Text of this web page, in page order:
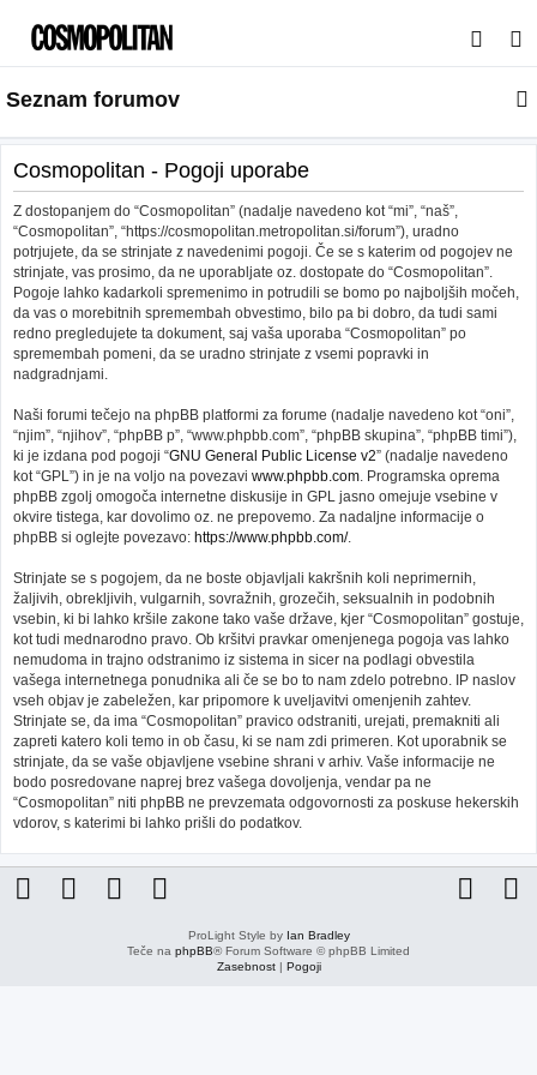
s
a
j
Seznam forumov
Cosmopolitan - Pogoji uporabe
Z dostopanjem do “Cosmopolitan” (nadalje navedeno kot “mi”, “naš”,
“Cosmopolitan”, “https://cosmopolitan.metropolitan.si/forum”), uradno
potrjujete, da se strinjate z navedenimi pogoji. Če se s katerim od pogojev ne
strinjate, vas prosimo, da ne uporabljate oz. dostopate do “Cosmopolitan”.
Pogoje lahko kadarkoli spremenimo in potrudili se bomo po najboljših močeh,
da vas o morebitnih spremembah obvestimo, bilo pa bi dobro, da tudi sami
redno pregledujete ta dokument, saj vaša uporaba “Cosmopolitan” po
spremembah pomeni, da se uradno strinjate z vsemi popravki in
nadgradnjami.
Naši forumi tečejo na phpBB platformi za forume (nadalje navedeno kot “oni”,
“njim”, “njihov”, “phpBB p”, “www.phpbb.com”, “phpBB skupina”, “phpBB timi”),
ki je izdana pod pogoji “GNU General Public License v2” (nadalje navedeno
kot “GPL”) in je na voljo na povezavi www.phpbb.com. Programska oprema
phpBB zgolj omogoča internetne diskusije in GPL jasno omejuje vsebine v
okvire tistega, kar dovolimo oz. ne prepovemo. Za nadaljne informacije o
phpBB si oglejte povezavo: https://www.phpbb.com/.
Strinjate se s pogojem, da ne boste objavljali kakršnih koli neprimernih,
žaljivih, obrekljivih, vulgarnih, sovražnih, grozečih, seksualnih in podobnih
vsebin, ki bi lahko kršile zakone tako vaše države, kjer “Cosmopolitan” gostuje,
kot tudi mednarodno pravo. Ob kršitvi pravkar omenjenega pogoja vas lahko
nemudoma in trajno odstranimo iz sistema in sicer na podlagi obvestila
vašega internetnega ponudnika ali če se bo to nam zdelo potrebno. IP naslov
vseh objav je zabeležen, kar pripomore k uveljavitvi omenjenih zahtev.
Strinjate se, da ima “Cosmopolitan” pravico odstraniti, urejati, premakniti ali
zapreti katero koli temo in ob času, ki se nam zdi primeren. Kot uporabnik se
strinjate, da se vaše objavljene vsebine shrani v arhiv. Vaše informacije ne
bodo posredovane naprej brez vašega dovoljenja, vendar pa ne
“Cosmopolitan” niti phpBB ne prevzemata odgovornosti za poskuse hekerskih
vdorov, s katerimi bi lahko prišli do podatkov.
ProLight Style by Ian Bradley
Teče na phpBB® Forum Software © phpBB Limited
Zasebnost| Pogoji